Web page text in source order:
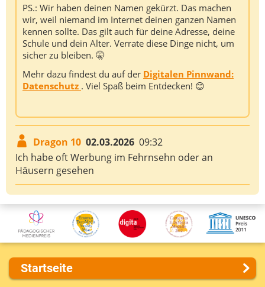
PS.: Wir haben deinen Namen gekürzt. Das machen
wir, weil niemand im Internet deinen ganzen Namen
kennen sollte. Das gilt auch für deine Adresse, deine
Schule und dein Alter. Verrate diese Dinge nicht, um
sicher zu bleiben. 🤫
Mehr dazu findest du auf der Digitalen Pinnwand:
Datenschutz . Viel Spaß beim Entdecken! 😊
Dragon 10 02.03.2026 09:32
Ich habe oft Werbung im Fehrnsehn oder an
Hāusern gesehen
Startseite